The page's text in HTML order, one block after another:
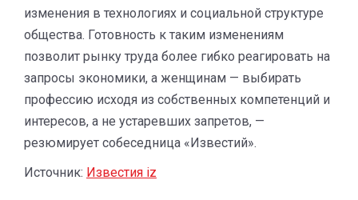
изменения в технологиях и социальной структуре
общества. Готовность к таким изменениям
позволит рынку труда более гибко реагировать на
запросы экономики, а женщинам — выбирать
профессию исходя из собственных компетенций и
интересов, а не устаревших запретов, —
резюмирует собеседница «Известий».
Источник: Известия iz